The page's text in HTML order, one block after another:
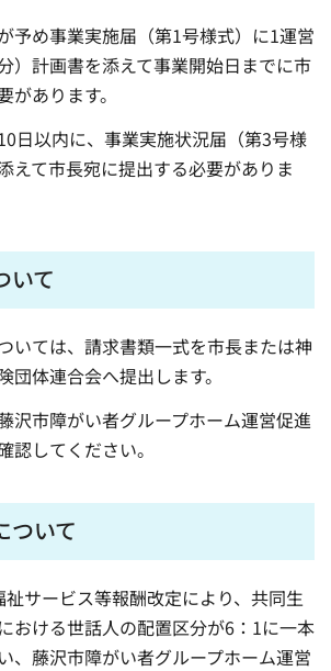
予め事業実施届（第1号様式）に1運営
）計画書を添えて事業開始日までに市
あります。
日以内に、事業実施状況届（第3号様
えて市長宛に提出する必要がありま
いて
いては、請求書類一式を市長または神
団体連合会へ提出します。
沢市障がい者グループホーム運営促進
認してください。
ついて
サービス等報酬改定により、共同生
おける世話人の配置区分が6：1に一本
、藤沢市障がい者グループホーム運営